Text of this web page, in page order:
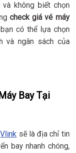
và không biết chọn
check giá vé máy
có thể lựa chọn
và ngân sách của
Bay Tại
Vlink sẽ là địa chỉ tin
bay nhanh chóng,